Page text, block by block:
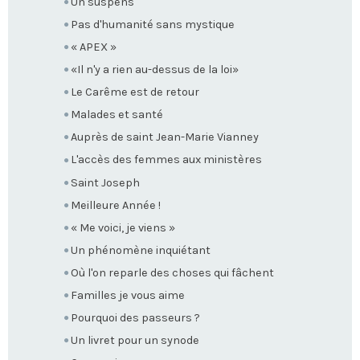
Pas d'humanité sans mystique
« APEX »
«Il n'y a rien au-dessus de la loi»
Le Carême est de retour
Malades et santé
Auprès de saint Jean-Marie Vianney
L'accès des femmes aux ministères
Saint Joseph
Meilleure Année !
« Me voici, je viens »
Un phénomène inquiétant
Où l'on reparle des choses qui fâchent
Familles je vous aime
Pourquoi des passeurs ?
Un livret pour un synode